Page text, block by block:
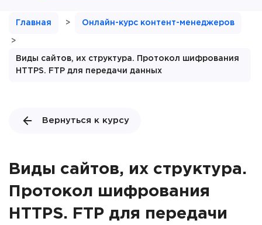
Главная > Онлайн-курс контент-менеджеров
>
Виды сайтов, их структура. Протокол шифрования
HTTPS. FTP для передачи данных
Вернуться к курсу
Виды сайтов, их структура.
Протокол шифрования
HTTPS. FTP для передачи